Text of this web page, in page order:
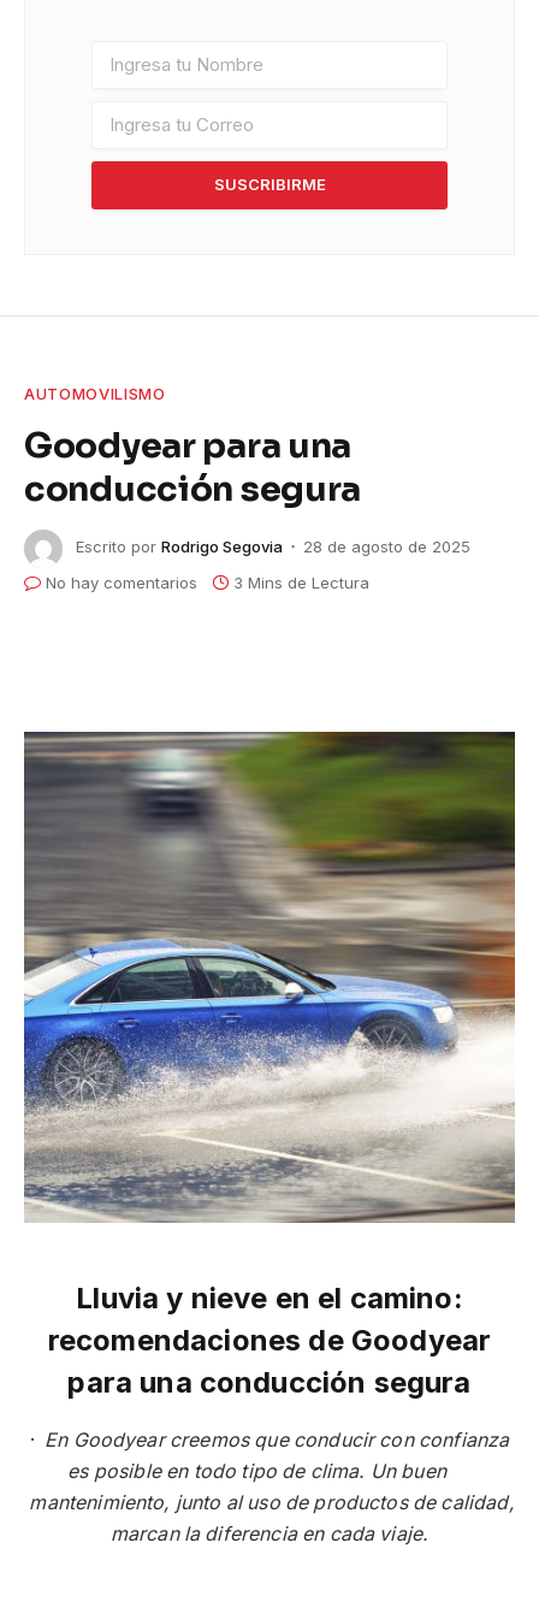
SUSCRIBIRME
AUTOMOVILISMO
Goodyear para una
conducción segura
Escrito por Rodrigo Segovia
28 de agosto de 2025
No hay comentarios
3 Mins de Lectura
Lluvia y nieve en el camino:
recomendaciones de Goodyear
para una conducción segura
· En Goodyear creemos que conducir con confianza
es posible en todo tipo de clima. Un buen
mantenimiento, junto al uso de productos de calidad,
marcan la diferencia en cada viaje.